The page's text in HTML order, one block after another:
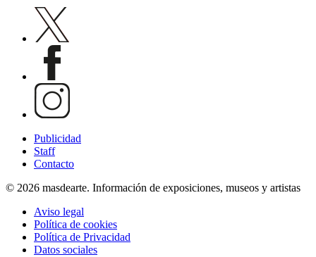
Publicidad
Staff
Contacto
© 2026 masdearte. Información de exposiciones, museos y artistas
Aviso legal
Política de cookies
Política de Privacidad
Datos sociales